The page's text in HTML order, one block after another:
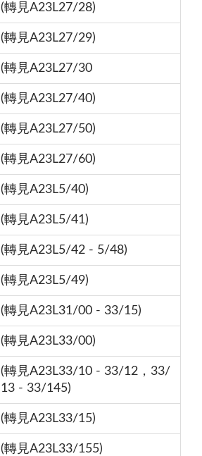
(轉見A23L27/28)
(轉見A23L27/29)
(轉見A23L27/30
(轉見A23L27/40)
(轉見A23L27/50)
(轉見A23L27/60)
(轉見A23L5/40)
(轉見A23L5/41)
(轉見A23L5/42 - 5/48)
(轉見A23L5/49)
(轉見A23L31/00 - 33/15)
(轉見A23L33/00)
(轉見A23L33/10 - 33/12，33/
13 - 33/145)
(轉見A23L33/15)
(轉見A23L33/155)